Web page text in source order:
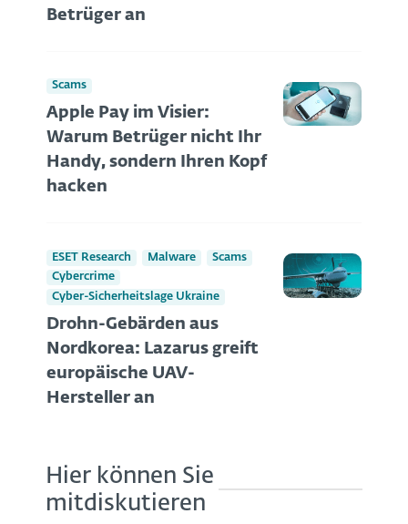
Betrüger an
Scams
Apple Pay im Visier:
Warum Betrüger nicht Ihr
Handy, sondern Ihren Kopf
hacken
ESET Research Malware
Scams
Cybercrime
Cyber-Sicherheitslage Ukraine
Drohn-Gebärden aus
Nordkorea: Lazarus greift
europäische UAV-
Hersteller an
Hier können Sie
mitdiskutieren